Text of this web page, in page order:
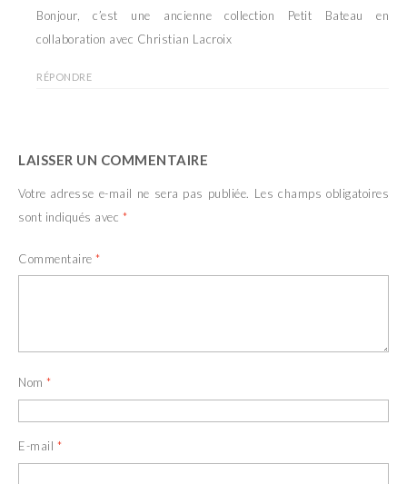
Bonjour, c’est une ancienne collection Petit Bateau en
collaboration avec Christian Lacroix
RÉPONDRE
LAISSER UN COMMENTAIRE
Votre adresse e-mail ne sera pas publiée. Les champs obligatoires
sont indiqués avec *
Commentaire *
Nom *
E-mail *